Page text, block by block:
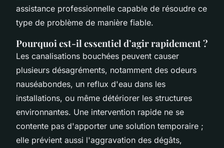
assistance professionnelle capable de résoudre ce
type de problème de manière fiable.
Pourquoi est-il essentiel d’agir rapidement ?
Les canalisations bouchées peuvent causer
plusieurs désagréments, notamment des odeurs
nauséabondes, un reflux d'eau dans les
installations, ou même détériorer les structures
environnantes. Une intervention rapide ne se
contente pas d'apporter une solution temporaire ;
elle prévient aussi l'aggravation des dégâts,